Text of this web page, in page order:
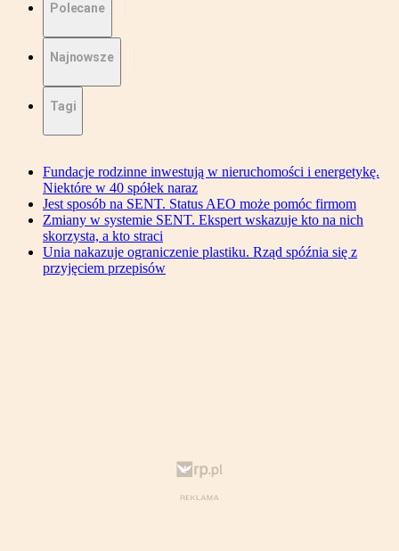
Polecane
Najnowsze
Tagi
Fundacje rodzinne inwestują w nieruchomości i energetykę.
Niektóre w 40 spółek naraz
Jest sposób na SENT. Status AEO może pomóc firmom
Zmiany w systemie SENT. Ekspert wskazuje kto na nich
skorzysta, a kto straci
Unia nakazuje ograniczenie plastiku. Rząd spóźnia się z
przyjęciem przepisów